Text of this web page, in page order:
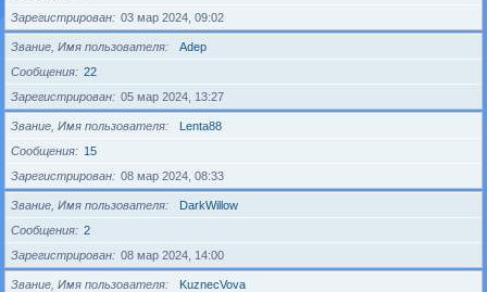
Зарегистрирован
03 мар 2024, 09:02
Звание, Имя пользователя
Adep
Сообщения
22
Зарегистрирован
05 мар 2024, 13:27
Звание, Имя пользователя
Lenta88
Сообщения
15
Зарегистрирован
08 мар 2024, 08:33
Звание, Имя пользователя
DarkWillow
Сообщения
2
Зарегистрирован
08 мар 2024, 14:00
Звание, Имя пользователя
KuznecVova